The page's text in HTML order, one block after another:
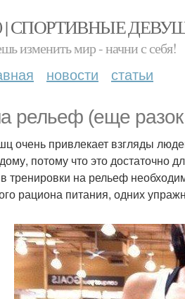
| СПОРТИВНЫЕ
изменить мир - начни с себя!
новости статьи
рельеф (еще
привлекает взгляды
потому что это достаточно
тренировки на рельеф
рациона питания, одних